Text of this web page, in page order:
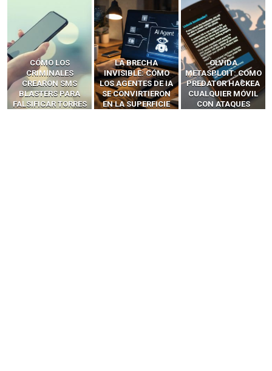
LA BRECHA
INVISIBLE: CÓMO
LOS AGENTES DE IA
SE CONVIRTIERON
EN LA SUPERFICIE
OLVIDA
METASPLOIT: CÓMO
PREDATOR HACKEA
CUALQUIER MÓVIL
CON ATAQUES
CÓMO LOS HACKERS
INTERCEPTAN OTPS
Y LLAMADAS
MÓVILES SIN
‘HACKEAR’ — EL